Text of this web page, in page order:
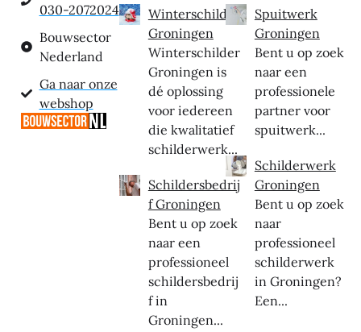
030-2072024
Bouwsector
Nederland
Ga naar onze
webshop
Winterschilder
Groningen
Winterschilder
Groningen is
dé oplossing
voor iedereen
die kwalitatief
schilderwerk...
Schildersbedrij
f Groningen
Bent u op zoek
naar een
professioneel
schildersbedrij
f in
Groningen...
Spuitwerk
Groningen
Bent u op zoek
naar een
professionele
partner voor
spuitwerk...
Schilderwerk
Groningen
Bent u op zoek
naar
professioneel
schilderwerk
in Groningen?
Een...